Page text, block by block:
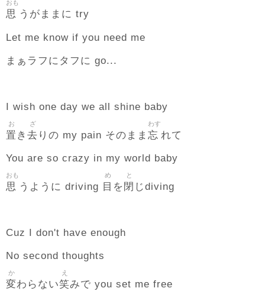
思
おも
うがままに try
Let me know if you need me
まぁラフにタフに go...
I wish one day we all shine baby
置
お
き 去
ざ
りの my pain そのまま 忘
わす
れて
You are so crazy in my world baby
思
おも
うように driving 目
め
を 閉
と
じdiving
Cuz I don't have enough
No second thoughts
変
か
わらない笑
え
みで you set me free